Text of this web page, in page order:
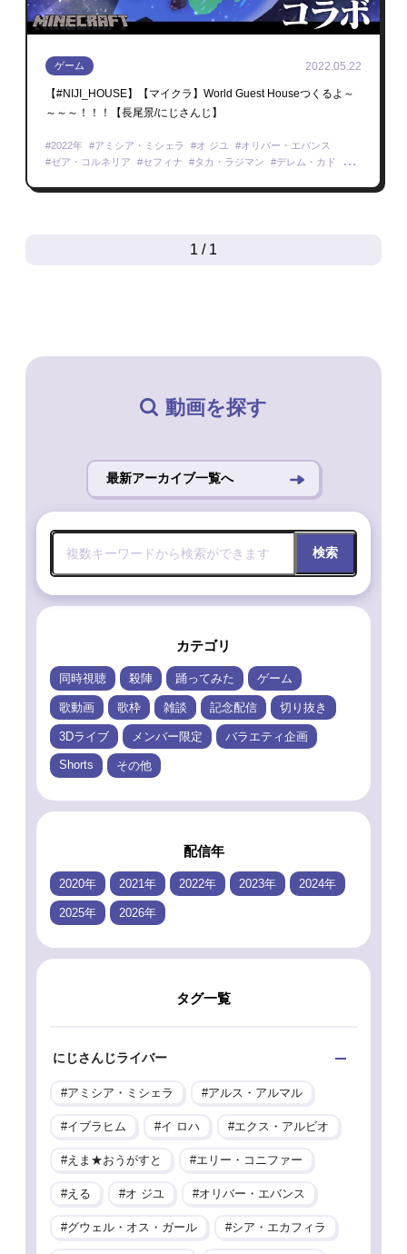
ゲーム 2022.05.22
【#NIJI_HOUSE】【マイクラ】World Guest Houseつくるよ～
～～～！！！【長尾景/にじさんじ】
2022年 アミシア・ミシェラ オ ジユ
オリバー・エバンス
ゼア・コルネリア
セフィナ タカ・ラジマン
デレム・カド
リクサ ディレンドラ
海妹四葉 桜凛月 西園チグサ
雪城眞尋
1 / 1
動画を探す
最新アーカイブ一覧へ
検索
カテゴリ
同時視聴 殺陣 踊ってみた ゲーム
歌動画 歌枠 雑談 記念配信 切り抜き
3Dライブ メンバー限定 バラエティ企画
Shorts その他
配信年
2020年 2021年 2022年 2023年 2024年
2025年 2026年
タグ一覧
にじさんじライバー
アミシア・ミシェラ アルス・アルマル
イブラヒム イ ロハ エクス・アルビオ
えま★おうがすと エリー・コニファー
える オ ジユ オリバー・エバンス
グウェル・オス・ガール シア・エカフィラ